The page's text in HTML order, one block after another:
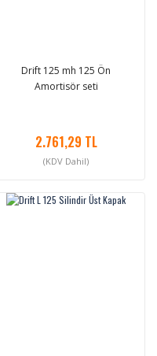
Drift 125 mh 125 Ön
Amortisör seti
2.761,29 TL
(KDV Dahil)